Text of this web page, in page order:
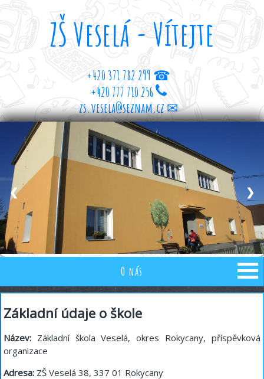
ZŠ Veselá - Vítejte
+420 371 782 299 ☎
+420 777 710 256
zs.vesela@seznam.cz ✉
❮ ❯
O nás
Základní údaje o škole
Název: Základní škola Veselá, okres Rokycany, příspěvková
organizace
Adresa: ZŠ Veselá 38, 337 01 Rokycany